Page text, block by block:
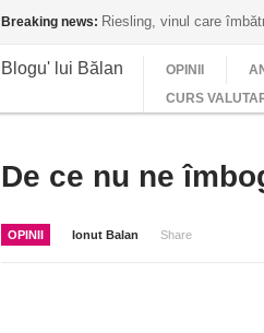
Breaking news: Riesling, vinul care
Blogu' lui Bălan OPINII
CURS
De ce nu ne
OPINII Ionut Balan Share